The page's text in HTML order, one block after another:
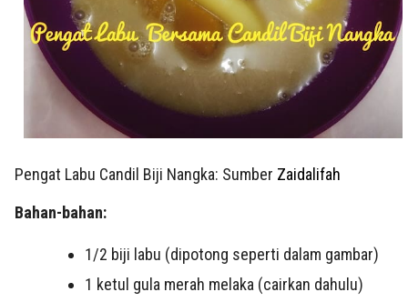
Pengat Labu Candil Biji Nangka: Sumber Zaidalifah
Bahan-bahan:
1/2 biji labu (dipotong seperti dalam gambar)
1 ketul gula merah melaka (cairkan dahulu)